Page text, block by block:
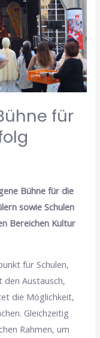
für
Bühne für die
sowie Schulen
Bereichen Kultur
für Schulen,
den Austausch,
die Möglichkeit,
Gleichzeitig
Rahmen, um